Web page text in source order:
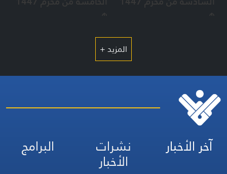
هـ هـ
المزيد +
آخر الأخبار نشرات
الأخبار
البرامج